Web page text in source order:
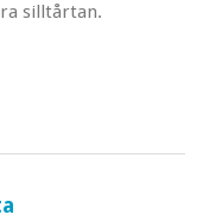
silltårtan.